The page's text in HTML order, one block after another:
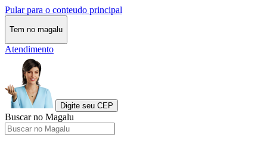
Pular para o conteudo principal
Tem no magalu
Atendimento
Digite seu CEP
Buscar no Magalu